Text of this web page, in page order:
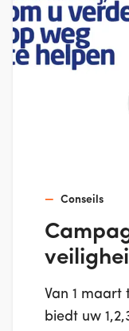
Conseils
Van 1 maart
biedt uw